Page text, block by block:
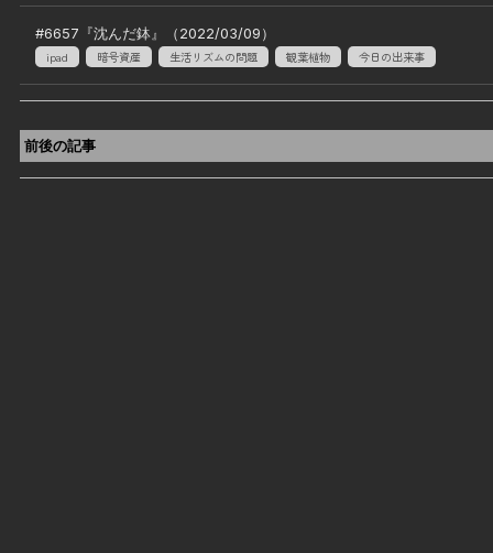
#6657 『沈んだ鉢』（2022/03/09）
ipad 暗号資産 生活リズムの問題 観葉植物 今日の出来事
前後の記事